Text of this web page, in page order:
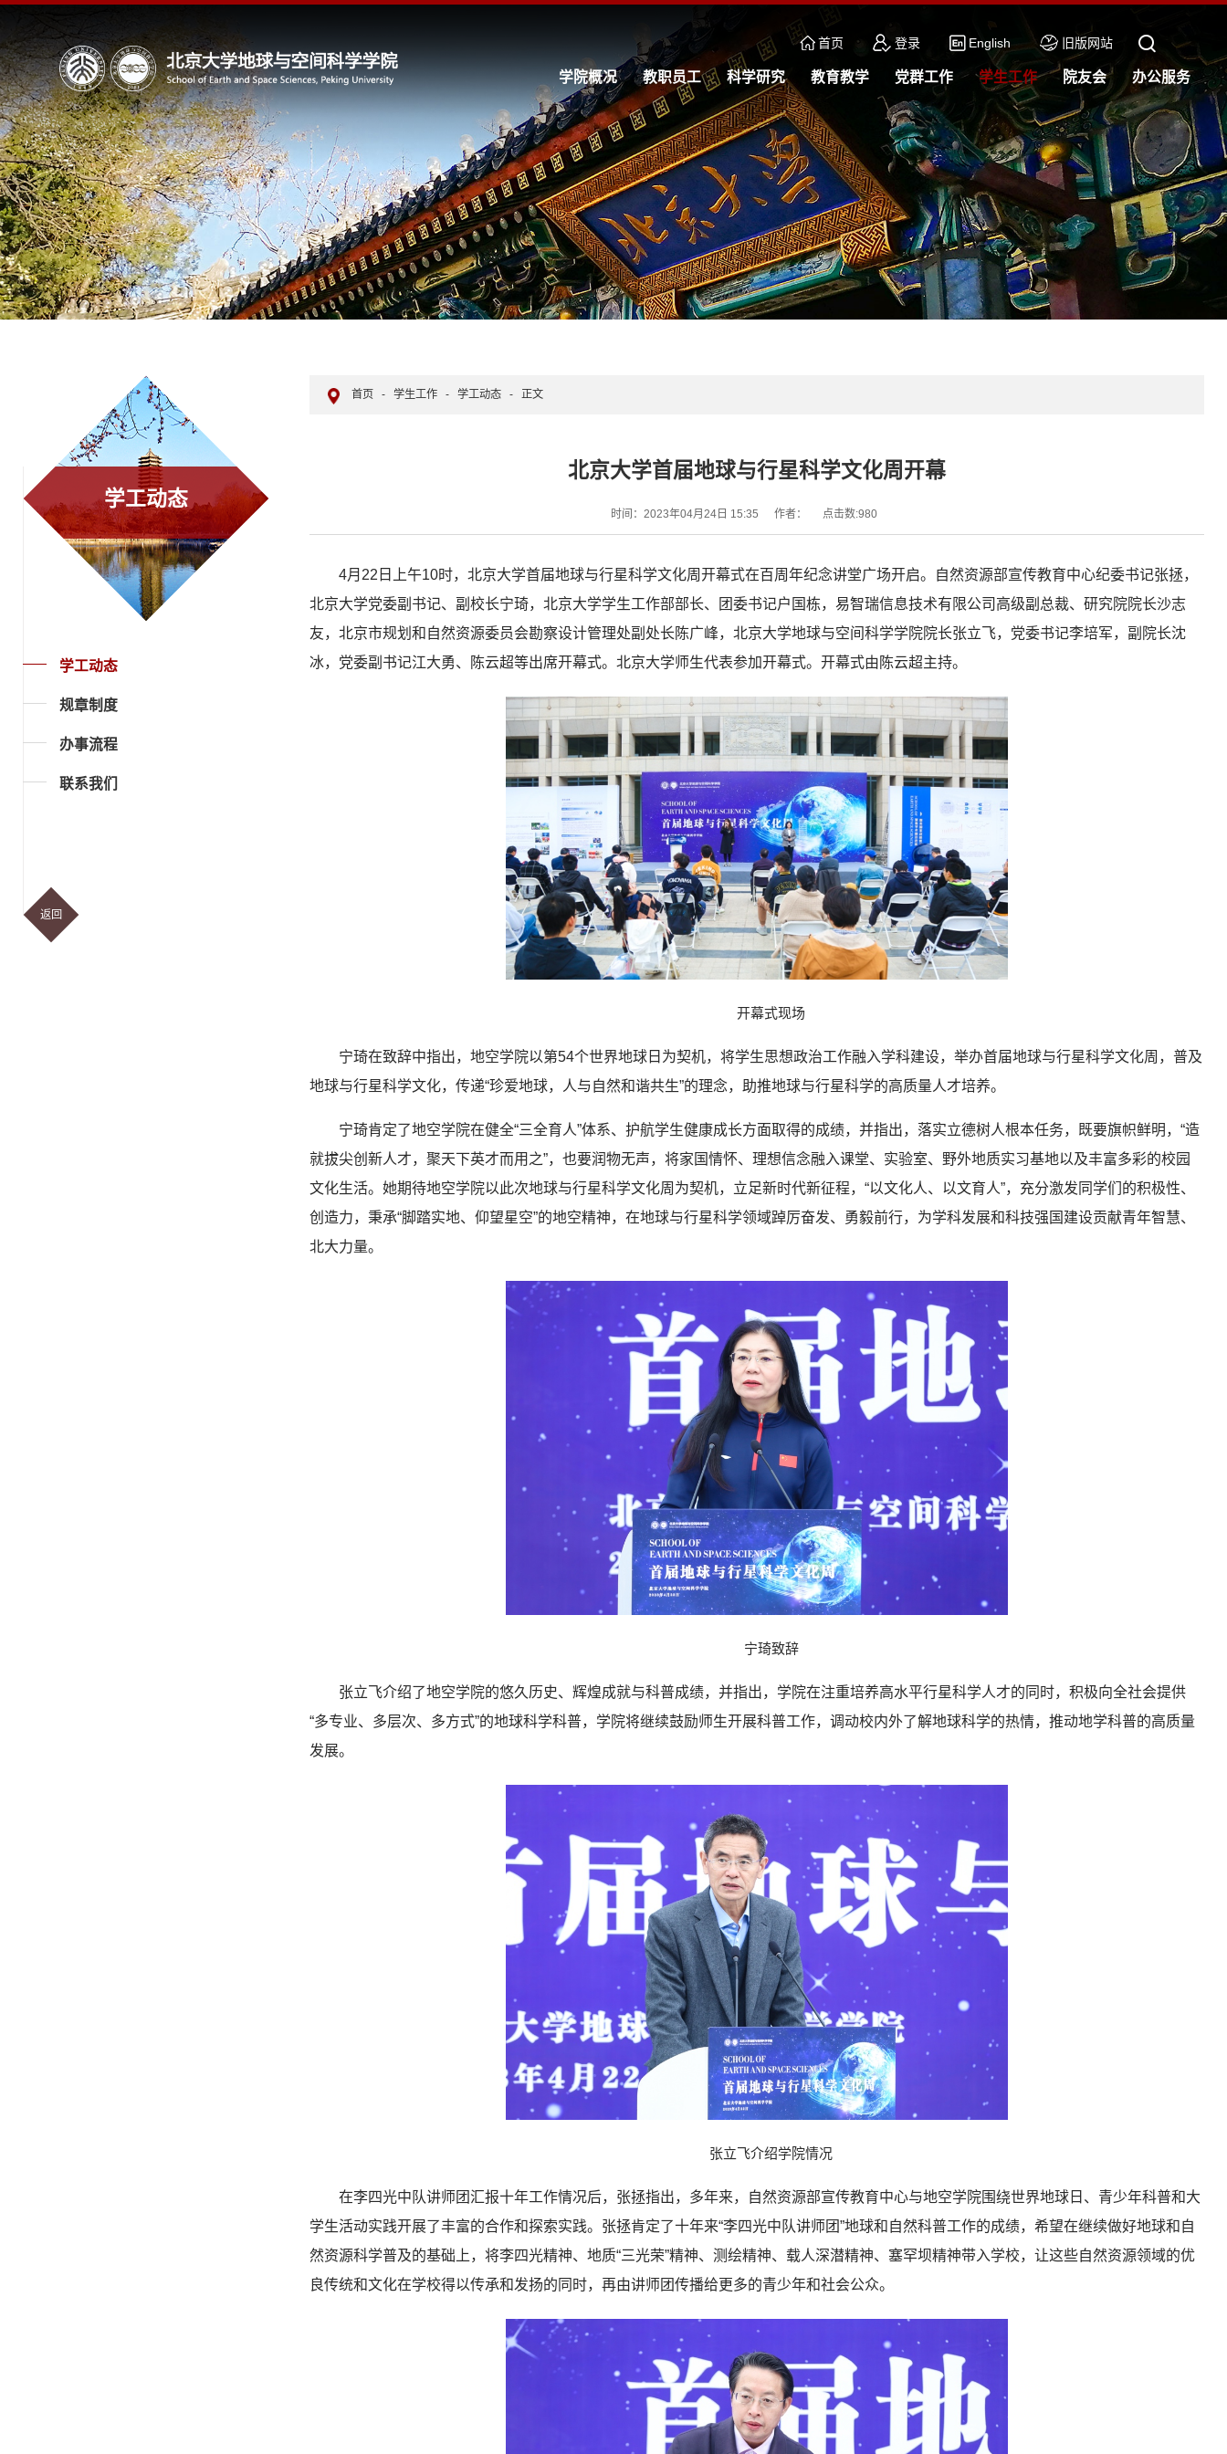
首页 登录 English 旧版网站
学院概况 教职员工 科学研究 教育教学 党群工作 学生工作 院友会 办公服务
学工动态
学工动态
规章制度
办事流程
联系我们
返回
首页 - 学生工作 - 学工动态 - 正文
​北京大学首届地球与行星科学文化周开幕
时间：2023年04月24日 15:35 作者： 点击数:980
4月22日上午10时，北京大学首届地球与行星科学文化周开幕式在百周年纪念讲堂广场开启。自然资源部宣传教育中心纪委书记张拯，
北京大学党委副书记、副校长宁琦，北京大学学生工作部部长、团委书记户国栋，易智瑞信息技术有限公司高级副总裁、研究院院长沙志
友，北京市规划和自然资源委员会勘察设计管理处副处长陈广峰，北京大学地球与空间科学学院院长张立飞，党委书记李培军，副院长沈
冰，党委副书记江大勇、陈云超等出席开幕式。北京大学师生代表参加开幕式。开幕式由陈云超主持。
开幕式现场
宁琦在致辞中指出，地空学院以第54个世界地球日为契机，将学生思想政治工作融入学科建设，举办首届地球与行星科学文化周，普及
地球与行星科学文化，传递“珍爱地球，人与自然和谐共生”的理念，助推地球与行星科学的高质量人才培养。
宁琦肯定了地空学院在健全“三全育人”体系、护航学生健康成长方面取得的成绩，并指出，落实立德树人根本任务，既要旗帜鲜明，“造
就拔尖创新人才，聚天下英才而用之”，也要润物无声，将家国情怀、理想信念融入课堂、实验室、野外地质实习基地以及丰富多彩的校园
文化生活。她期待地空学院以此次地球与行星科学文化周为契机，立足新时代新征程，“以文化人、以文育人”，充分激发同学们的积极性、
创造力，秉承“脚踏实地、仰望星空”的地空精神，在地球与行星科学领域踔厉奋发、勇毅前行，为学科发展和科技强国建设贡献青年智慧、
北大力量。
宁琦致辞
张立飞介绍了地空学院的悠久历史、辉煌成就与科普成绩，并指出，学院在注重培养高水平行星科学人才的同时，积极向全社会提供
“多专业、多层次、多方式”的地球科学科普，学院将继续鼓励师生开展科普工作，调动校内外了解地球科学的热情，推动地学科普的高质量
发展。
张立飞介绍学院情况
在李四光中队讲师团汇报十年工作情况后，张拯指出，多年来，自然资源部宣传教育中心与地空学院围绕世界地球日、青少年科普和大
学生活动实践开展了丰富的合作和探索实践。 张拯肯定了十年来“李四光中队讲师团”地球和自然科普工作的成绩，希望在继续做好地球和自
然资源科学普及的基础上，将李四光精神、地质“三光荣”精神、测绘精神、载人深潜精神、塞罕坝精神带入学校，让这些自然资源领域的优
良传统和文化在学校得以传承和发扬的同时，再由讲师团传播给更多的青少年和社会公众。